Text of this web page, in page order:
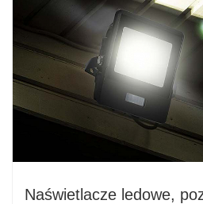
Naświetlacze ledowe,